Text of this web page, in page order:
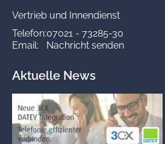
Vertrieb und Innendienst
Telefon:07021 - 73285-30
Email:
Nachricht senden
Aktuelle News